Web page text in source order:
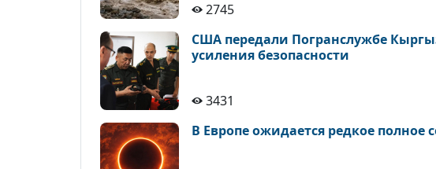
2745
США передали Погранслужбе
усиления безопасности
3431
В Европе ожидается редкое полное